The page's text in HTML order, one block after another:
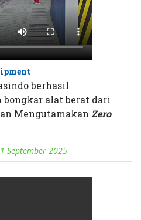
berhasil
alat berat dari
Mengutamakan Zero
September 2025